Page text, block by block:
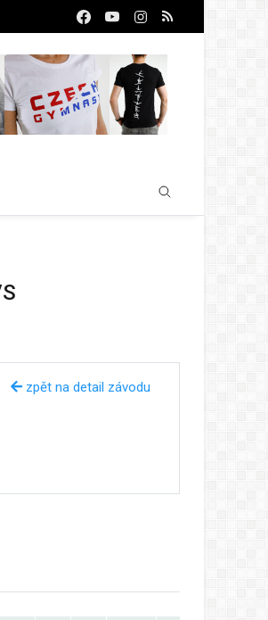
zpět na detail závodu